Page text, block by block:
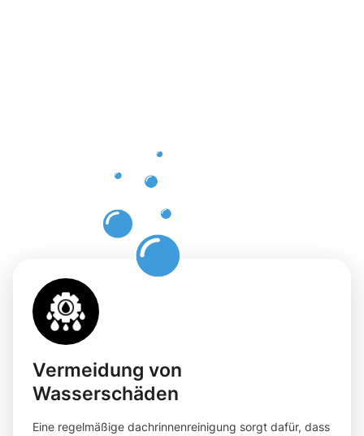
Vermeidung von
Wasserschäden
Eine regelmäßige dachrinnenreinigung sorgt dafür, dass